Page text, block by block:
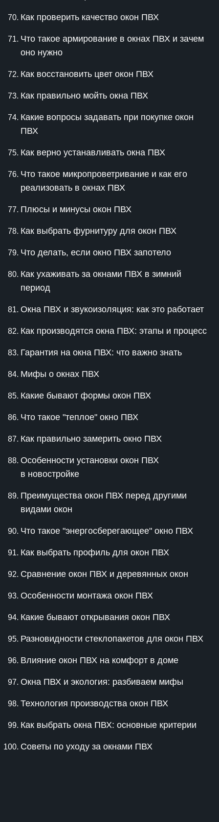
Как проверить качество окон ПВХ
Что такое армирование в окнах ПВХ и зачем
оно нужно
Как восстановить цвет окон ПВХ
Как правильно мойть окна ПВХ
Какие вопросы задавать при покупке окон
ПВХ
Как верно устанавливать окна ПВХ
Что такое микропроветривание и как его
реализовать в окнах ПВХ
Плюсы и минусы окон ПВХ
Как выбрать фурнитуру для окон ПВХ
Что делать, если окно ПВХ запотело
Как ухаживать за окнами ПВХ в зимний
период
Окна ПВХ и звукоизоляция: как это работает
Как производятся окна ПВХ: этапы и процесс
Гарантия на окна ПВХ: что важно знать
Мифы о окнах ПВХ
Какие бывают формы окон ПВХ
Что такое "теплое" окно ПВХ
Как правильно замерить окно ПВХ
Особенности установки окон ПВХ
в новостройке
Преимущества окон ПВХ перед другими
видами окон
Что такое "энергосберегающее" окно ПВХ
Как выбрать профиль для окон ПВХ
Сравнение окон ПВХ и деревянных окон
Особенности монтажа окон ПВХ
Какие бывают открывания окон ПВХ
Разновидности стеклопакетов для окон ПВХ
Влияние окон ПВХ на комфорт в доме
Окна ПВХ и экология: разбиваем мифы
Технология производства окон ПВХ
Как выбрать окна ПВХ: основные критерии
Советы по уходу за окнами ПВХ